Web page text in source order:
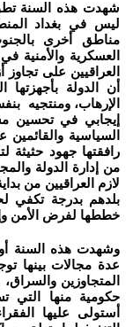
شهدت هذه السنة
ليس في بغداد
مناطق أخرى
العسكرية والأمنية
العراقيين على
أن الدولة بأجهزتها
الإرهاب، ومنتجيه
إيجابي في تحسين
السياسية والقائمين
رافقتها جهود
من إدارة الدولة
لازم العراقيين من
بلدهم بدرجة تكفي
خططها لفرض الأمن
وشهدت هذه السنة
عدة مجالات بينها
المتجاوزين
حكومية منها التي
أستولى عليها